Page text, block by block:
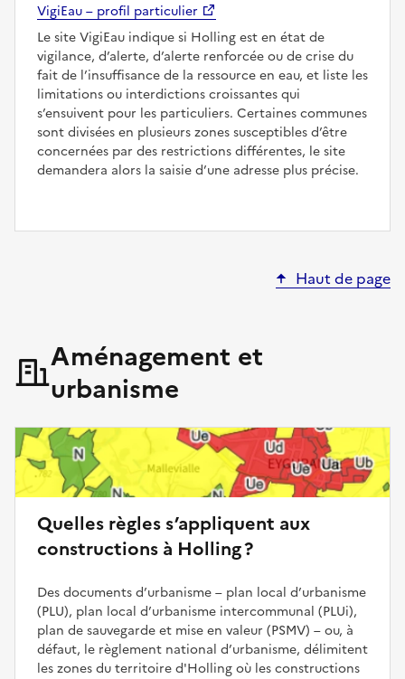
VigiEau – profil particulier
Le site VigiEau indique si Holling est en état de
vigilance, d’alerte, d’alerte renforcée ou de crise du
fait de l’insuffisance de la ressource en eau, et liste les
limitations ou interdictions croissantes qui
s’ensuivent pour les particuliers. Certaines communes
sont divisées en plusieurs zones susceptibles d’être
concernées par des restrictions différentes, le site
demandera alors la saisie d’une adresse plus précise.
Haut de page
Aménagement et
urbanisme
Quelles règles s’appliquent aux
constructions à Holling ?
Des documents d’urbanisme – plan local d’urbanisme
(PLU), plan local d’urbanisme intercommunal (PLUi),
plan de sauvegarde et mise en valeur (PSMV) – ou, à
défaut, le règlement national d’urbanisme, délimitent
les zones du territoire d'Holling où les constructions